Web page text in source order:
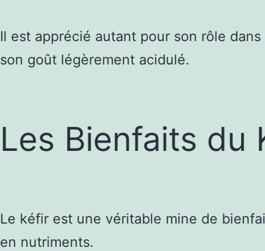
Il est apprécié autant pour son rôle
son goût légèrement acidulé.
Les Bienfaits du
Le kéfir est une véritable mine de
en nutriments.